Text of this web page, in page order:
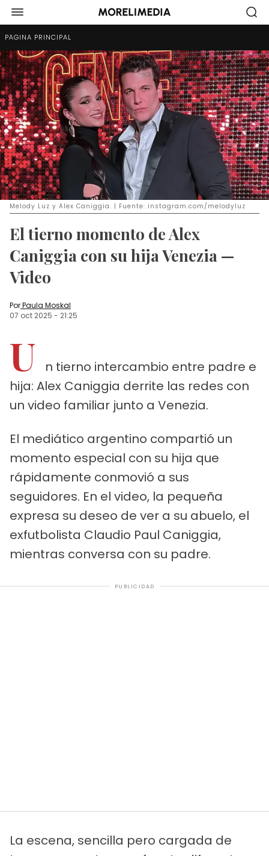
PÁGINA PRINCIPAL
Melody Luz y Alex Caniggia. | Fuente: instagram.com/melodyluz
El tierno momento de Alex
Caniggia con su hija Venezia —
Video
PorPaula Moskal
07 oct 2025 - 21:25
U
n tierno intercambio entre padre e
hija: Alex Caniggia derrite las redes con
un video familiar junto a Venezia.
El mediático argentino compartió un
momento especial con su hija que
rápidamente conmovió a sus
seguidores. En el video, la pequeña
expresa su deseo de ver a su abuelo, el
exfutbolista Claudio Paul Caniggia,
mientras conversa con su padre.
PUBLICIDAD
La escena, sencilla pero cargada de